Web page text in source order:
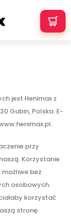
jest Henimax z
Gubin, Polska. E-
przy
Korzystanie
bez
osobowych.
korzystać
stronę